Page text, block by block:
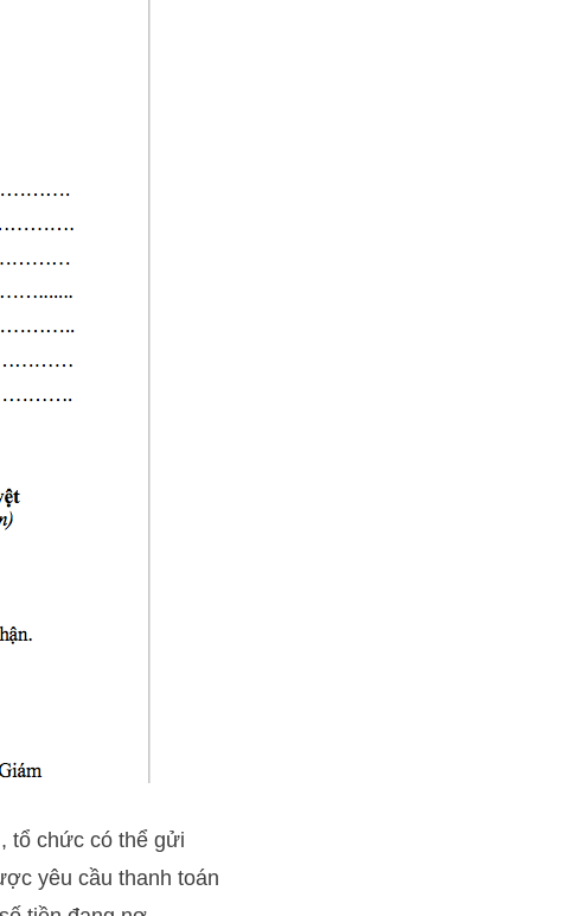
tổ chức có thể gửi
yêu cầu thanh toán